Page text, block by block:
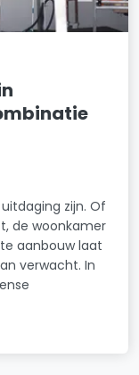
zijn. Of
de woonkamer
aanbouw laat
verwacht. In